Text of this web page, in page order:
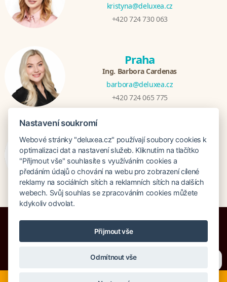
kristyna@deluxea.cz
+420 724 730 063
Praha
Ing. Barbora Cardenas
barbora@deluxea.cz
+420 724 065 775
Bratislava
Veronika Khúlová
veronika@deluxea.sk
+421 948 548 908
Pojištění proti úpadku 125 000 000 Kč
Nastavení soukromí
Webové stránky "deluxea.cz" používají soubory cookies k
optimalizaci dat a nastavení služeb. Kliknutím na tlačítko
"Přijmout vše" souhlasíte s využíváním cookies a
předáním údajů o chování na webu pro zobrazení cílené
reklamy na sociálních sítích a reklamních sítích na dalších
webech. Svůj souhlas se zpracováním cookies můžete
kdykoliv odvolat.
Přijmout vše
Odmítnout vše
Chettyho.